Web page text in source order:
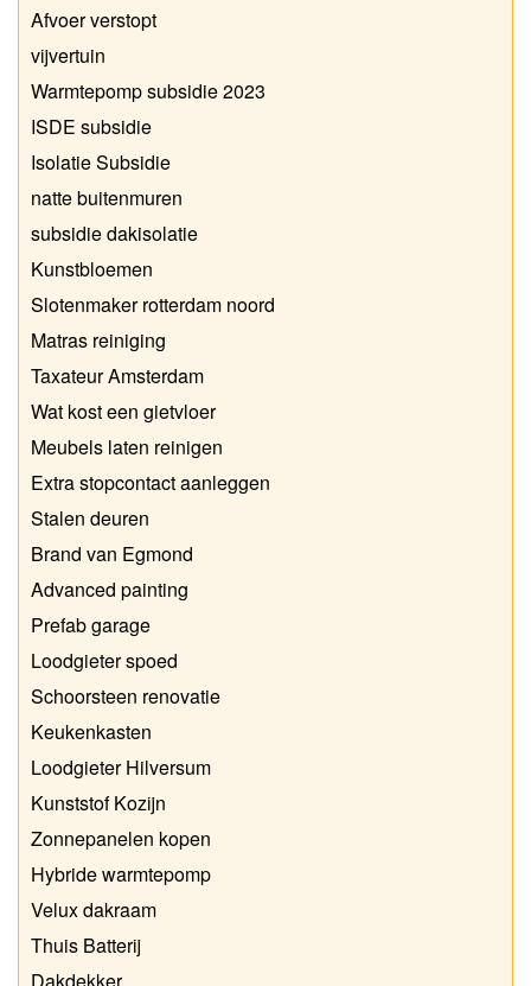
Afvoer verstopt
vijvertuin
Warmtepomp subsidie 2023
ISDE subsidie
Isolatie Subsidie
natte buitenmuren
subsidie dakisolatie
Kunstbloemen
Slotenmaker rotterdam noord
Matras reiniging
Taxateur Amsterdam
Wat kost een gietvloer
Meubels laten reinigen
Extra stopcontact aanleggen
Stalen deuren
Brand van Egmond
Advanced painting
Prefab garage
Loodgieter spoed
Schoorsteen renovatie
Keukenkasten
Loodgieter Hilversum
Kunststof Kozijn
Zonnepanelen kopen
Hybride warmtepomp
Velux dakraam
Thuis Batterij